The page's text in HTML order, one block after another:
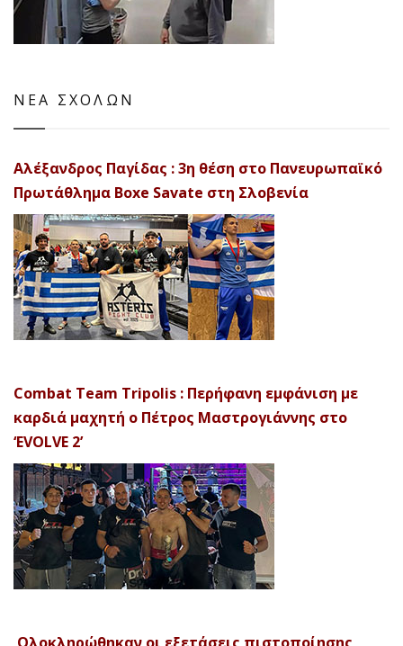
ΝΕΑ ΣΧΟΛΩΝ
Αλέξανδρος Παγίδας : 3η θέση στο Πανευρωπαϊκό
Πρωτάθλημα Boxe Savate στη Σλοβενία
Combat Team Tripolis : Περήφανη εμφάνιση με
καρδιά μαχητή ο Πέτρος Μαστρογιάννης στο
‘EVOLVE 2’